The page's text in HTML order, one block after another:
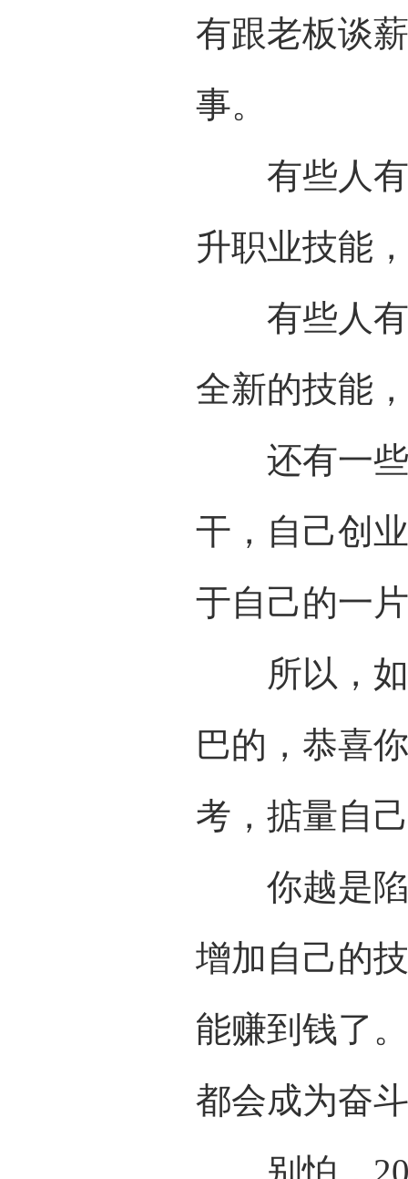
有跟老板谈
事。
有些人有
升职业技能
有些人有
全新的技能
还有一些
干，自己创
于自己的一
所以，如
巴的，恭喜
考，掂量自
你越是陷
增加自己的
能赚到钱了
都会成为奋